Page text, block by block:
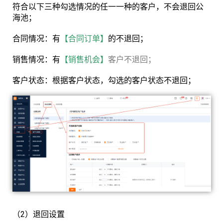
符合以下三种勾选情况的任一一种的客户，不会退回公
海池；
合同情况：有 【合同订单】 的不退回；
销售情况：有 【销售机会】 客户不退回；
客户状态：根据客户状态，勾选的客户状态不退回；
（2）退回设置